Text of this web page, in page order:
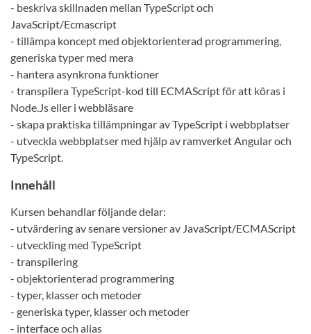
- beskriva skillnaden mellan TypeScript och
JavaScript/Ecmascript
- tillämpa koncept med objektorienterad programmering,
generiska typer med mera
- hantera asynkrona funktioner
- transpilera TypeScript-kod till ECMAScript för att köras i
Node.Js eller i webbläsare
- skapa praktiska tillämpningar av TypeScript i webbplatser
- utveckla webbplatser med hjälp av ramverket Angular och
TypeScript.
Innehåll
Kursen behandlar följande delar:
- utvärdering av senare versioner av JavaScript/ECMAScript
- utveckling med TypeScript
- transpilering
- objektorienterad programmering
- typer, klasser och metoder
- generiska typer, klasser och metoder
- interface och alias